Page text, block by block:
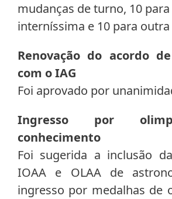
mudanças de turno, 10
interníssima e 10 para
Renovação do acordo
com o IAG
Foi aprovado por
Ingresso por
conhecimento
Foi sugerida a inclusão
IOAA e OLAA de
ingresso por medalhas de